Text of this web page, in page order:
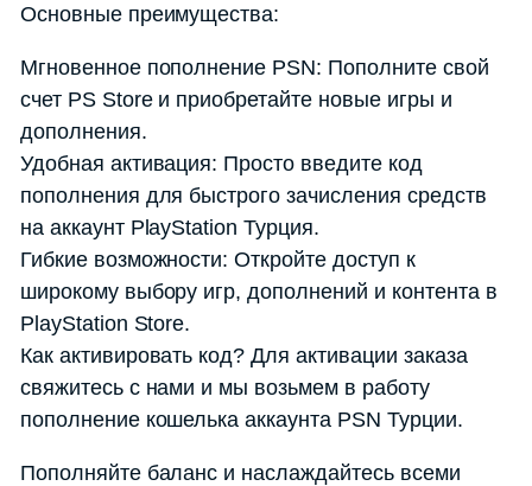
Основные преимущества:
Мгновенное пополнение PSN: Пополните свой
счет PS Store и приобретайте новые игры и
дополнения.
Удобная активация: Просто введите код
пополнения для быстрого зачисления средств
на аккаунт PlayStation Турция.
Гибкие возможности: Откройте доступ к
широкому выбору игр, дополнений и контента в
PlayStation Store.
Как активировать код? Для активации заказа
свяжитесь с нами и мы возьмем в работу
пополнение кошелька аккаунта PSN Турции.
Пополняйте баланс и наслаждайтесь всеми